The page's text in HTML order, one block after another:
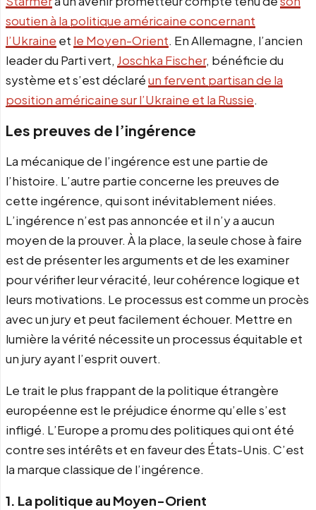
soutien à la politique américaine concernant
l’Ukraine et le Moyen-Orient. En Allemagne, l’ancien
leader du Parti vert, Joschka Fischer, bénéficie du
système et s’est déclaréun fervent partisan de la
position américaine sur l’Ukraine et la Russie.
Les preuves de l’ingérence
La mécanique de l’ingérence est une partie de
l’histoire. L’autre partie concerne les preuves de
cette ingérence, qui sont inévitablement niées.
L’ingérence n’est pas annoncée et il n’y a aucun
moyen de la prouver. À la place, la seule chose à faire
est de présenter les arguments et de les examiner
pour vérifier leur véracité, leur cohérence logique et
leurs motivations. Le processus est comme un procès
avec un jury et peut facilement échouer. Mettre en
lumière la vérité nécessite un processus équitable et
un jury ayant l’esprit ouvert.
Le trait le plus frappant de la politique étrangère
européenne est le préjudice énorme qu’elle s’est
infligé. L’Europe a promu des politiques qui ont été
contre ses intérêts et en faveur des États-Unis. C’est
la marque classique de l’ingérence.
1. La politique au Moyen-Orient